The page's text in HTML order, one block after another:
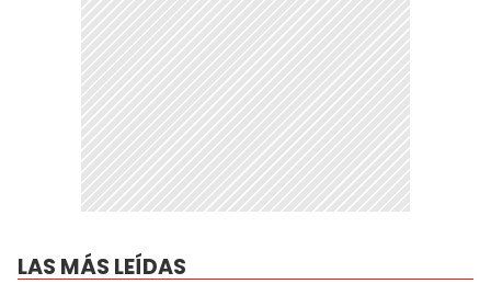
LAS MÁS LEÍDAS